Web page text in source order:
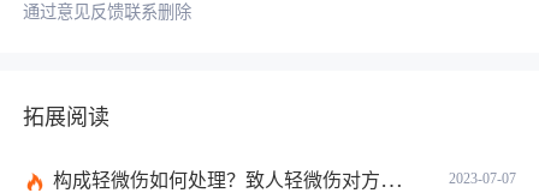
通过意见反馈联系删除
拓展阅读
2023-07-07
构成轻微伤如何处理？致人轻微伤对方不出院讹人怎么办？